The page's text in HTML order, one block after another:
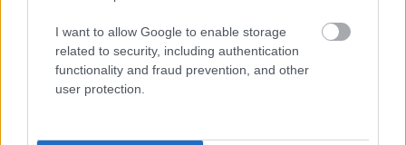
I want to allow Google to enable storage
related to security, including authentication
functionality and fraud prevention, and other
user protection.